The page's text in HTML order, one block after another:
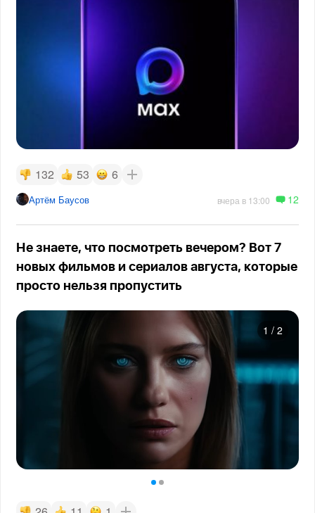
132 53 6
Артём Баусов вчера в 13:00 12
Не знаете, что посмотреть вечером? Вот 7
новых фильмов и сериалов августа, которые
просто нельзя пропустить
1 / 2